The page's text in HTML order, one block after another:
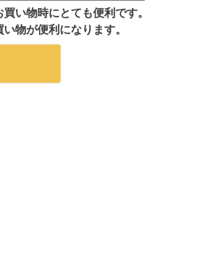
い物時にとても便利です。
物が便利になります。